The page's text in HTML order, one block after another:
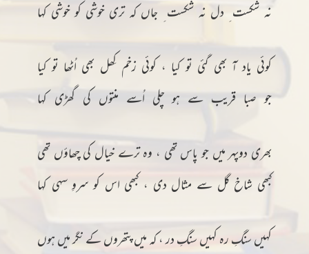
نہ شکست ِ دل نہ شکست ِ جاں کہ تری خوشی کو خوشی کہا
کوئی یاد آ بھی گئی تو کیا ، کوئی زخم کِھل بھی اُٹھا تو کیا
جو صبا قریب سے ہو چلی اُسے منتوں کی گھڑی کہا
بھری دوپہر میں جو پاس تھی ، وہ ترے خیال کی چھاؤں تھی
کبھی شاخ گل سے مثال دی ، کبھی اس کو سروِ سہی کہا
کہیں سنگِ رہ کہیں سنگِ در ، کہ میں پتھروں کے نگر میں ہوں